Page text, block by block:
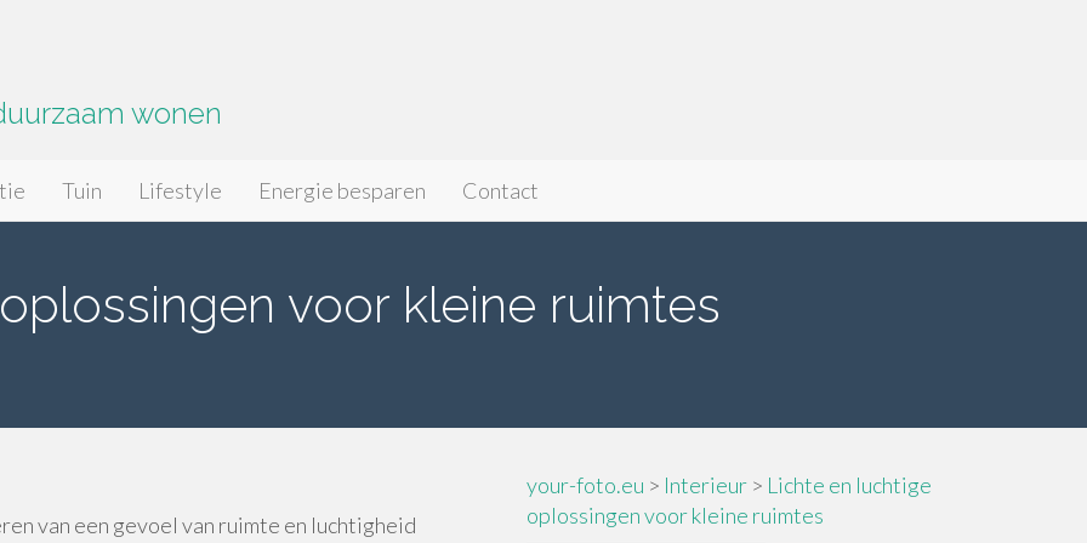
wonen
Tuin Lifestyle Energie besparen Contact
voor kleine ruimtes
van een gevoel van ruimte en luchtigheid
your-foto.eu > Interieur > Lichte en luchtige
oplossingen voor kleine ruimtes